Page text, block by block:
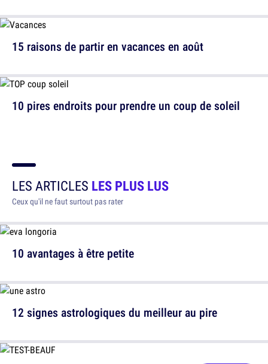
15 raisons de partir en vacances en août
10 pires endroits pour prendre un coup de soleil
LES ARTICLES LES PLUS LUS
Ceux qu'il ne faut surtout pas rater
10 avantages à être petite
12 signes astrologiques du meilleur au pire